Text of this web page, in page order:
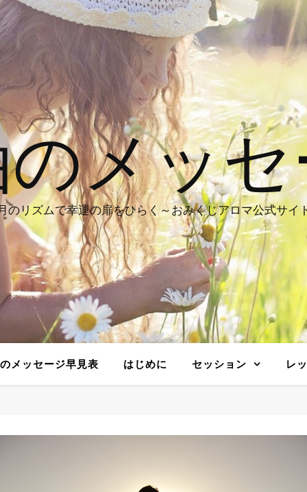
メッ
のリズムで幸運の扉をひらく～おみくじアロマ公式サイ
メッセージ早見表 はじめに セッション レ